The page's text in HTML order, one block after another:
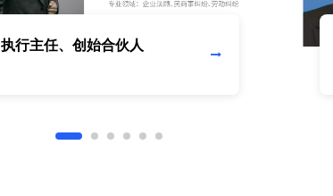
执行主任、创始合伙人